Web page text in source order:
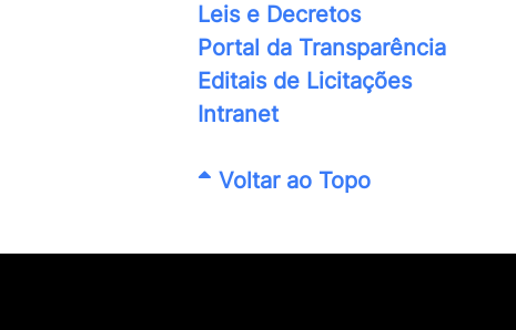
Leis e Decretos
Portal da Transparência
Editais de Licitações
Intranet
Voltar ao Topo